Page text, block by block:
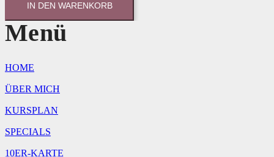
24.06.25
|
(Online-
Menge
IN DEN WARENKORB
Menü
HOME
ÜBER MICH
KURSPLAN
SPECIALS
10ER-KARTE